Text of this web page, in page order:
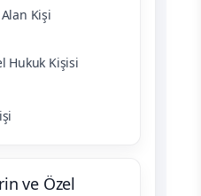
Kişi
Hukuk Kişisi
ve Özel